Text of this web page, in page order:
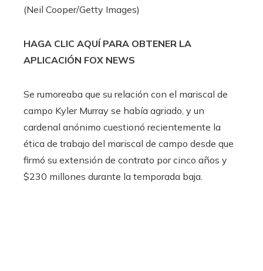
(Neil Cooper/Getty Images)
HAGA CLIC AQUÍ PARA OBTENER LA
APLICACIÓN FOX NEWS
Se rumoreaba que su relación con el mariscal de
campo Kyler Murray se había agriado, y un
cardenal anónimo cuestionó recientemente la
ética de trabajo del mariscal de campo desde que
firmó su extensión de contrato por cinco años y
$230 millones durante la temporada baja.